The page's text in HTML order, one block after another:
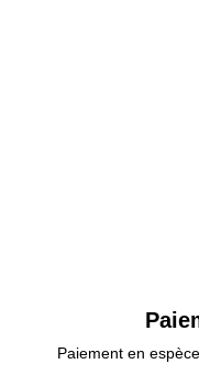
Paiement en